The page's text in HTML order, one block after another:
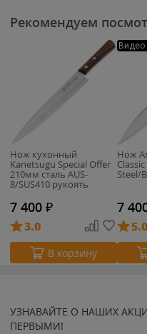
Рекомендуем
Нож кухонный
Kanetsugu Special Offer
210мм сталь AUS-
8/SUS410 рукоять
розовое дерево (2006)
7 400 ₽
3.0
В корзину
Видео
Нож
Steel/
7
5.0
УЗНАВАЙТЕ О НАШИХ
ПЕРВЫМИ!